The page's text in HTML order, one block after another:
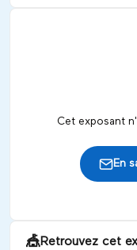
Cet exposant
En
🎪Retrouvez cet